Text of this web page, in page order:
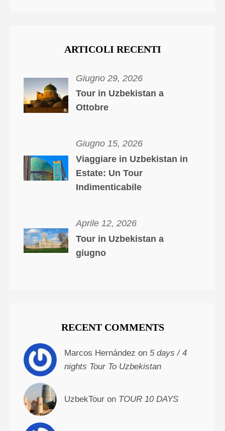
ARTICOLI RECENTI
Giugno 29, 2026
Tour in Uzbekistan a
Ottobre
Giugno 15, 2026
Viaggiare in Uzbekistan in
Estate: Un Tour
Indimenticabile
Aprile 12, 2026
Tour in Uzbekistan a
giugno
RECENT COMMENTS
Marcos Hernández on 5 days / 4
nights Tour To Uzbekistan
UzbekTour on TOUR 10 DAYS